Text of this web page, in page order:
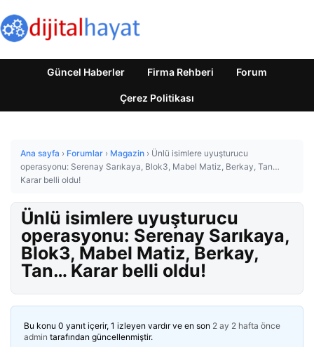
Güncel Haberler Firma Rehberi Forum
Çerez Politikası
Ana sayfa › Forumlar › Magazin › Ünlü isimlere uyuşturucu
operasyonu: Serenay Sarıkaya, Blok3, Mabel Matiz, Berkay, Tan…
Karar belli oldu!
Ünlü isimlere uyuşturucu
operasyonu: Serenay Sarıkaya,
Blok3, Mabel Matiz, Berkay,
Tan… Karar belli oldu!
Bu konu 0 yanıt içerir, 1 izleyen vardır ve en son 2 ay 2 hafta önce
admin tarafından güncellenmiştir.